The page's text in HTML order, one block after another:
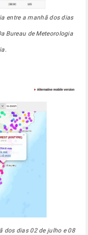
entre a manhã dos dias
Bureau de Meteorologia
dos dias 02 de julho e 08